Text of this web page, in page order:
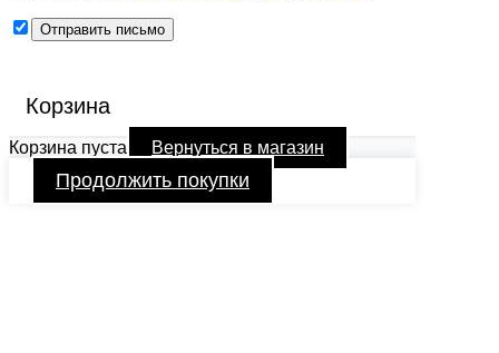
Корзина
Корзина пуста Вернуться в магазин
Продолжить покупки